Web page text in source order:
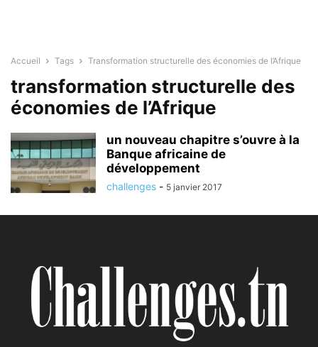
Accueil Tags Transformation structurelle des économies de l’Afrique
transformation structurelle des
économies de l’Afrique
un nouveau chapitre s’ouvre à la
Banque africaine de
développement
challenges - 5 janvier 2017